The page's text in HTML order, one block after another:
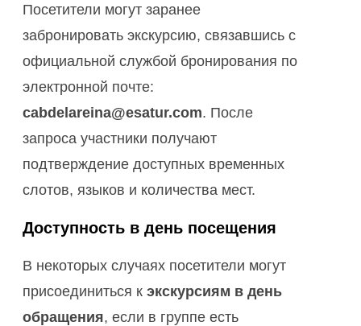
Посетители могут заранее
забронировать экскурсию, связавшись с
официальной службой бронирования по
электронной почте:
cabdelareina@esatur.com. После
запроса участники получают
подтверждение доступных временных
слотов, языков и количества мест.
Доступность в день посещения
В некоторых случаях посетители могут
присоединиться к экскурсиям в день
обращения, если в группе есть